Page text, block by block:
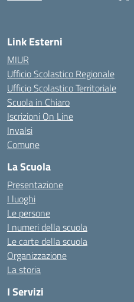
Link Esterni
MIUR
Ufficio Scolastico Regionale
Ufficio Scolastico Territoriale
Scuola in Chiaro
Iscrizioni On Line
Invalsi
Comune
La Scuola
Presentazione
I luoghi
Le persone
I numeri della scuola
Le carte della scuola
Organizzazione
La storia
I Servizi